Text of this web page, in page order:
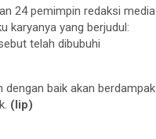
24 pemimpin redaksi media
karyanya yang berjudul:
telah dibubuhi
baik akan berdampak
(lip)